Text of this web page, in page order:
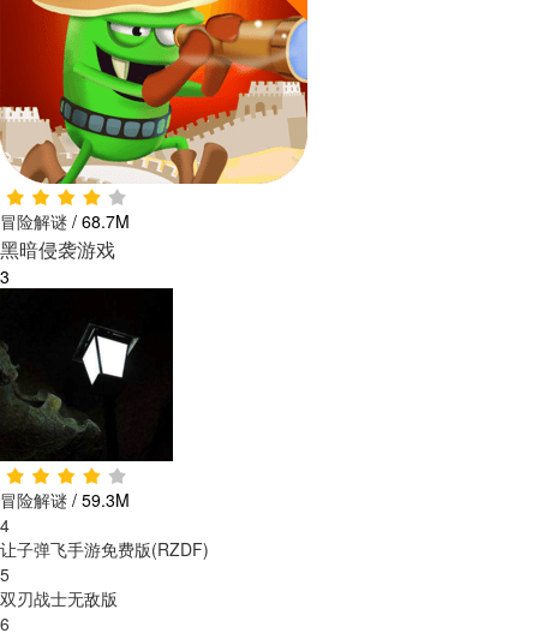
冒险解谜 / 68.7M
黑暗侵袭游戏
3
冒险解谜 / 59.3M
4
让子弹飞手游免费版(RZDF)
5
双刃战士无敌版
6